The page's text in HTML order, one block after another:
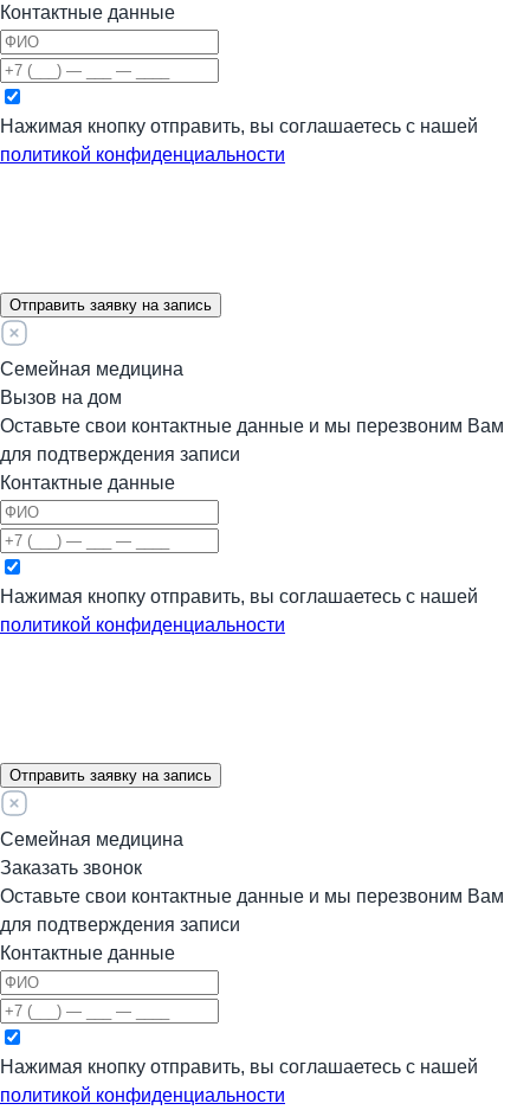
Контактные данные
Нажимая кнопку отправить, вы соглашаетесь с нашей
политикой конфиденциальности
Отправить заявку на запись
Семейная медицина
Вызов на дом
Оставьте свои контактные данные и мы перезвоним Вам
для подтверждения записи
Контактные данные
Нажимая кнопку отправить, вы соглашаетесь с нашей
политикой конфиденциальности
Отправить заявку на запись
Семейная медицина
Заказать звонок
Оставьте свои контактные данные и мы перезвоним Вам
для подтверждения записи
Контактные данные
Нажимая кнопку отправить, вы соглашаетесь с нашей
политикой конфиденциальности